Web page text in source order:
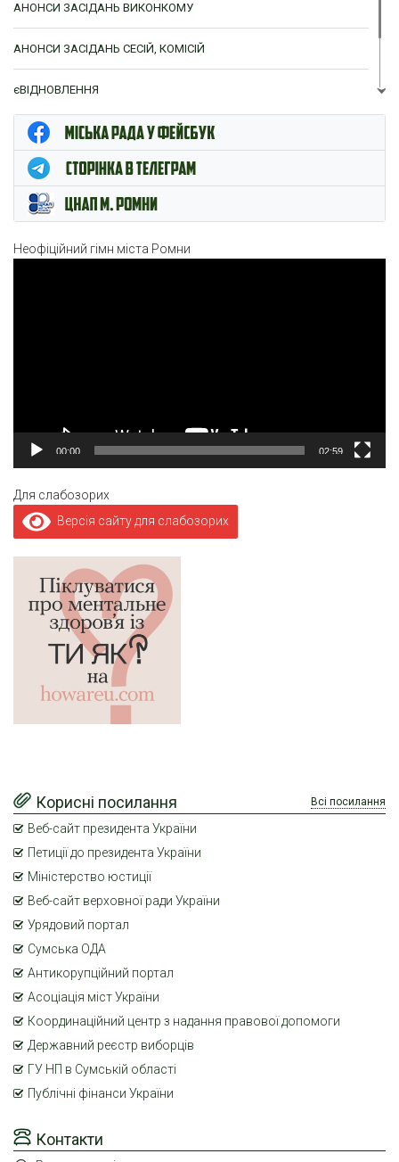
АНОНСИ ЗАСІДАНЬ ВИКОНКОМУ
АНОНСИ ЗАСІДАНЬ СЕСІЙ, КОМІСІЙ
єВІДНОВЛЕННЯ
ЦНАП м. Ромни
Неофіційний гімн міста Ромни
00:00 02:59
Для слабозорих
Версія сайту для слабозорих
Контакти
Корисні посилання Всі посилання
Веб-сайт президента України
Петиції до президента України
Міністерство юстиції
Веб-сайт верховної ради України
Урядовий портал
Сумська ОДА
Антикорупційний портал
Асоціація міст України
Координаційний центр з надання правової допомоги
Державний реєстр виборців
ГУ НП в Сумській області
Публічні фінанси України